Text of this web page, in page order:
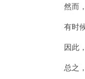
然而，
有时候
因此，
总之，